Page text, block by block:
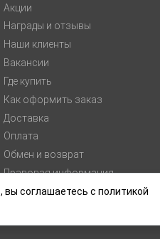
Акции
Награды и отзывы
Наши клиенты
Вакансии
Где купить
Как оформить заказ
Доставка
Оплата
Обмен и возврат
Правовая информация
соглашаетесь с политикой